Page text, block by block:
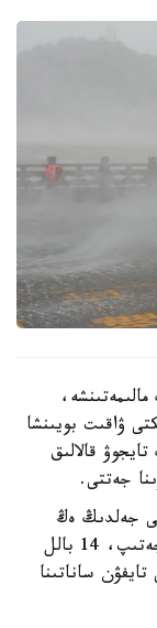
ۋاقىت بويىنشا
تايجوۋ قالالىق
جەتتى.
جەلدىڭ ەڭ
جوعارى جىلدامدىعى سەكۋندىنا 42 مەترگە جەتىپ، 14 بالل
ساناتىنا